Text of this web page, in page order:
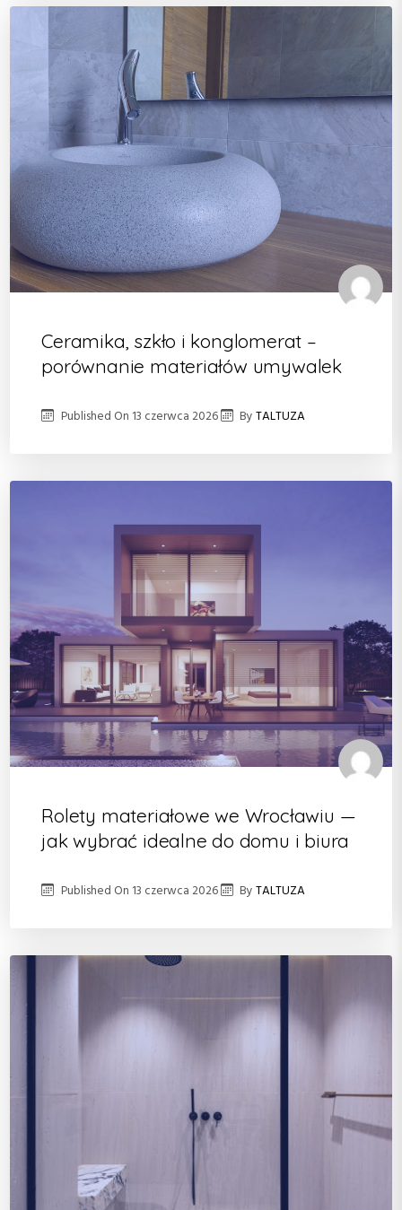
Ceramika, szkło i konglomerat –
porównanie materiałów umywalek
Published On 13 czerwca 2026 ByTALTUZA
Rolety materiałowe we Wrocławiu —
jak wybrać idealne do domu i biura
Published On 13 czerwca 2026 ByTALTUZA